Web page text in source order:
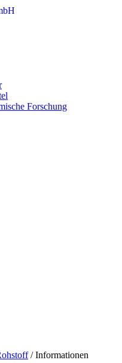
Forschung
/ Informationen